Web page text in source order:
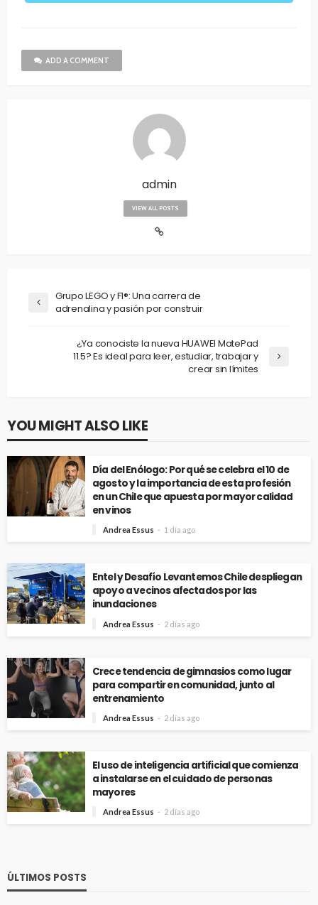
ADD A COMMENT
admin
VIEW ALL POSTS
Grupo LEGO y F1®: Una carrera de
adrenalina y pasión por construir
¿Ya conociste la nueva HUAWEI MatePad
11.5? Es ideal para leer, estudiar, trabajar y
crear sin límites
YOU MIGHT ALSO LIKE
Día del Enólogo: Por qué se celebra el 10 de
agosto y la importancia de esta profesión
en un Chile que apuesta por mayor calidad
en vinos
Andrea Essus 1 día ago
Entel y Desafío Levantemos Chile despliegan
apoyo a vecinos afectados por las
inundaciones
Andrea Essus 2 días ago
Crece tendencia de gimnasios como lugar
para compartir en comunidad, junto al
entrenamiento
Andrea Essus 2 días ago
El uso de inteligencia artificial que comienza
a instalarse en el cuidado de personas
mayores
Andrea Essus 2 días ago
ÚLTIMOS POSTS